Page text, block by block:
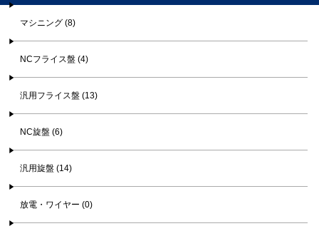
マシニング (8)
NCフライス盤 (4)
汎用フライス盤 (13)
NC旋盤 (6)
汎用旋盤 (14)
放電・ワイヤー (0)